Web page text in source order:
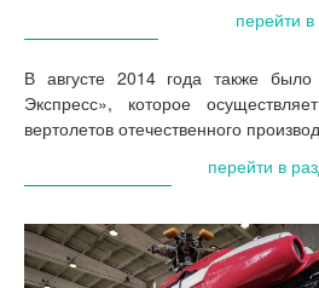
перейти
В августе 2014 года также
Экспресс», которое
вертолетов отечественного
перейти в